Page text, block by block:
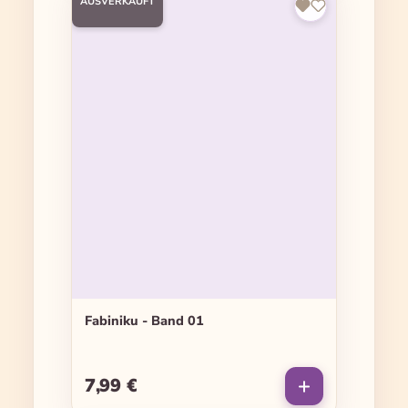
Fabiniku - Band 01
Regulärer Preis:
7,99 €